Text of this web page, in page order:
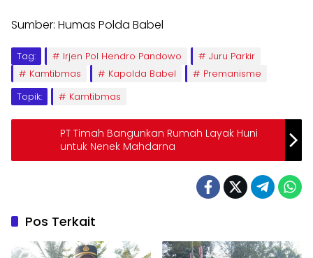
Sumber: Humas Polda Babel
Tag: Irjen Pol Hendro Pandowo
Juru Parkir
Kamtibmas
Kapolda Babel
Premanisme
Topik:
Kamtibmas
PT Timah Bangunkan Rumah Layak Huni
untuk Nenek Mahdarna
Pos Terkait